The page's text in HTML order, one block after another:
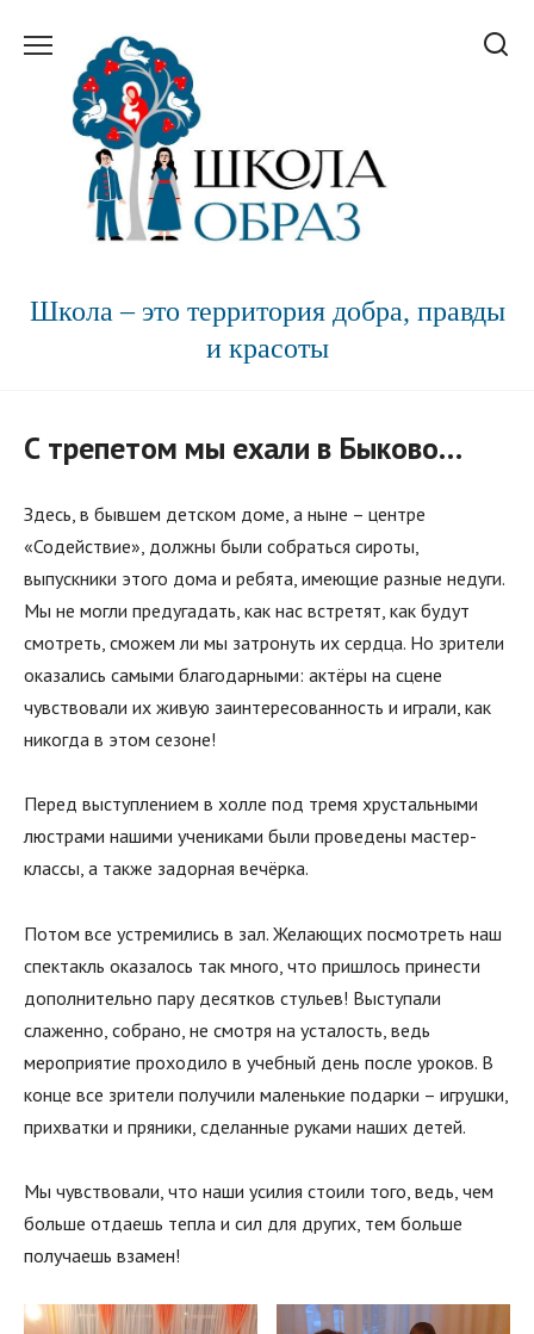
содержанию
Школа – это территория добра, правды
и красоты
С трепетом мы ехали в Быково…
Здесь, в бывшем детском доме, а ныне – центре
«Содействие», должны были собраться сироты,
выпускники этого дома и ребята, имеющие разные недуги.
Мы не могли предугадать, как нас встретят, как будут
смотреть, сможем ли мы затронуть их сердца. Но зрители
оказались самыми благодарными: актёры на сцене
чувствовали их живую заинтересованность и играли, как
никогда в этом сезоне!
Перед выступлением в холле под тремя хрустальными
люстрами нашими учениками были проведены мастер-
классы, а также задорная вечёрка.
Потом все устремились в зал. Желающих посмотреть наш
спектакль оказалось так много, что пришлось принести
дополнительно пару десятков стульев! Выступали
слаженно, собрано, не смотря на усталость, ведь
мероприятие проходило в учебный день после уроков. В
конце все зрители получили маленькие подарки – игрушки,
прихватки и пряники, сделанные руками наших детей.
Мы чувствовали, что наши усилия стоили того, ведь, чем
больше отдаешь тепла и сил для других, тем больше
получаешь взамен!